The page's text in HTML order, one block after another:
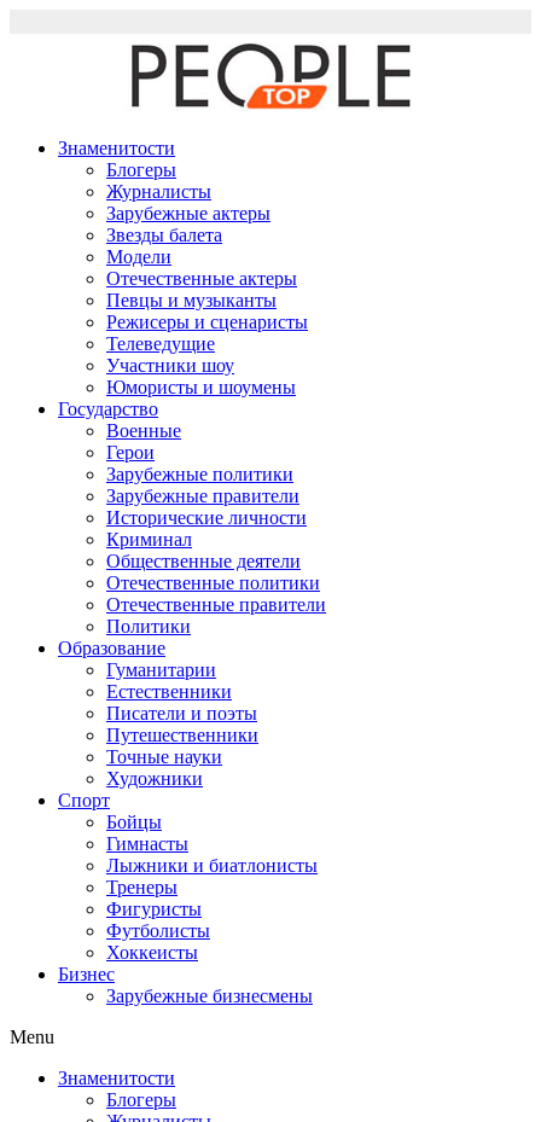
Знаменитости
Блогеры
Журналисты
Зарубежные актеры
Звезды балета
Модели
Отечественные актеры
Певцы и музыканты
Режисеры и сценаристы
Телеведущие
Участники шоу
Юмористы и шоумены
Государство
Военные
Герои
Зарубежные политики
Зарубежные правители
Исторические личности
Криминал
Общественные деятели
Отечественные политики
Отечественные правители
Политики
Образование
Гуманитарии
Естественники
Писатели и поэты
Путешественники
Точные науки
Художники
Спорт
Бойцы
Гимнасты
Лыжники и биатлонисты
Тренеры
Фигуристы
Футболисты
Хоккеисты
Бизнес
Зарубежные бизнесмены
Menu
Знаменитости
Блогеры